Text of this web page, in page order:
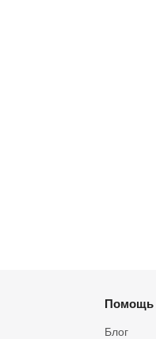
Помощь
Блог